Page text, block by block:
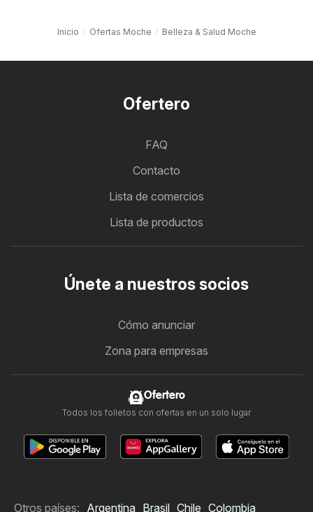
Inicio Ofertas Moche Belleza & Salud Moche
Ofertero
FAQ
Contacto
Lista de comercios
Lista de productos
Únete a nuestros socios
Cómo anunciar
Zona para empresas
Ofertero
Todos los folletos con ofertas en un solo lugar
Otros países: Argentina Brasil Chile Colombia